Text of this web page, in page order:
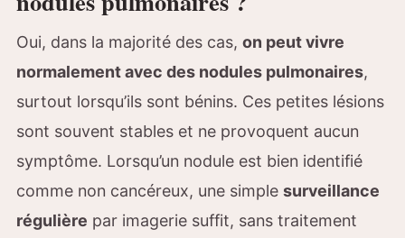
Oui, dans la majorité des cas, on peut vivre
normalement avec des nodules pulmonaires,
surtout lorsqu’ils sont bénins. Ces petites lésions
sont souvent stables et ne provoquent aucun
symptôme. Lorsqu’un nodule est bien identifié
comme non cancéreux, une simple surveillance
régulière par imagerie suffit, sans traitement